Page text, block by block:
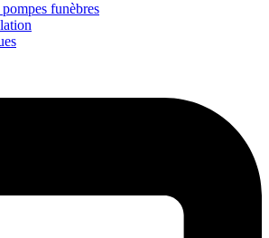
funèbres